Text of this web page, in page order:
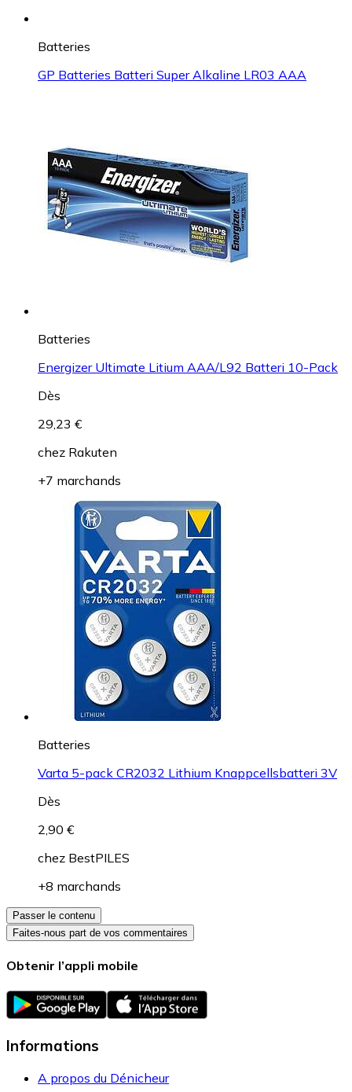
Batteries
GP Batteries Batteri Super Alkaline LR03 AAA
Batteries
Energizer Ultimate Litium AAA/L92 Batteri 10-Pack
Dès
29,23 €
chez Rakuten
+7 marchands
Batteries
Varta 5-pack CR2032 Lithium Knappcellsbatteri 3V
Dès
2,90 €
chez BestPILES
+8 marchands
Passer le contenu
Faites-nous part de vos commentaires
Obtenir l’appli mobile
Informations
A propos du Dénicheur